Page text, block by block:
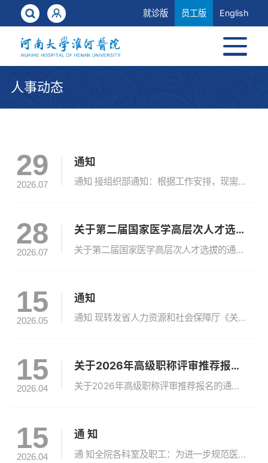
就诊版 员工版 English
人事动态
29
2026.07
通知
通知 接组织部通知：根据工作安排，现需依据要求推荐2026年度“汴梁英才计划”复评专家（共计5名）：①医疗领域专家人选；②参与初评评选专家不能作为复评专家推荐人选；③具有正高级职称，特别合适的人选也可放宽至副高级职称；④具有省级及以上人才称号；⑤推荐人选须为该评选领域具备较高知名度与较大行业影响力的专家。请满足条件且有意愿申报的专家填写表格，于7月30日中午12:00前发送至邮箱hdhh...
28
2026.07
关于第二届国家医学高层次人才选拔的通知
关于第二届国家医学高层次人才选拔的通知各位老师：接上级有关部门通知，现将第一届国家医学高层次人才选拔条件通知如下：一．计划名额1. 国家杰出医师：2人。2. 国家优秀青年医师：3人。二．选拔条件（一）国家杰出医师：1.热爱党、热爱祖国、热爱人民，拥护社会主义，具有良好政治品德、职业道德,遵纪守法，学风医风正派，模范履行岗位职责，具有改革、进取、创新、奉献精神。2.本科以上学历，一般应具备主任医...
15
2026.05
通知
通知 现转发省人力资源和社会保障厅《关于全面加强博士后人才项目评审专家库建设与专家推荐工作的通知》，请按照通知要求开展专家推荐及在库专家信息更新工作，并于5月20日前将《评河南省博士后人才项目评审专家推荐表》、《河南省博士后人才项目评审专家推荐汇总表》电子版一并发送至指定邮箱hdhhyy@126.com，逾期不再受理。并在5月20日前按照通知要求报送材料至人力资源部108房间。关于全面...
15
2026.04
关于2026年高级职称评审推荐报名的通知
关于2026年高级职称评审推荐报名的通知按照省卫健委工作安排，2026年河南省高级职称评审推荐报名已经开始，请报名人员按以下要求提交材料：1、《学历、考核奖励业绩量化标准表》（一式两份）。2、现任职称资格证、现任职称聘任证、毕业证、进修证和对口支援县医院工作医师考核登记表等5个证件的复印件。根据本人情况，分别到科研与学科建设办公室（7号楼227房间）、医务部（7号楼208房间）、护理部（7号楼...
15
2026.04
通 知
通 知全院各科室及职工：为进一步规范医院学生宿舍管理，提升宿舍服务保障水平，同时合理优化人力资源配置，经医院研究决定，现面向全院50周岁以上女性在职员工（包括在编、人事代理、合同制），公开征集宿舍管理员岗位人选，具体事宜通知如下：一、岗位基本信息1.岗位：学生宿舍管理员2名；2.工作地点：医院学生宿舍区；3.工作性质：日常值守、后勤服务管理。二、任职条件1.全院在职女性员工，年龄年满50周岁及...